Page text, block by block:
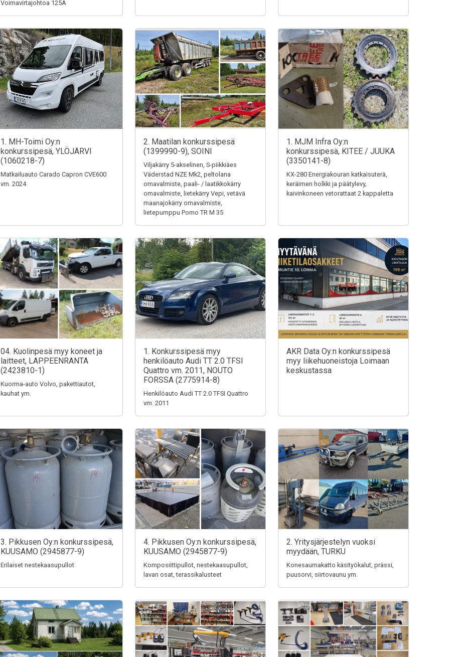
Voimavirtajohtoa 125A
1. MH-Toimi Oy:n
konkurssipesä, YLÖJÄRVI
(1060218-7)
Matkailuauto Carado Capron CVE600
vm. 2024
2. Maatilan konkurssipesä
(1399990-9), SOINI
Viljakärry 5-akselinen, S-piikkiäes
Väderstad NZE Mk2, peltolana
omavalmiste, paali- / laatikkokärry
omavalmiste, lietekärry Vepi, vetävä
maanajokärry omavalmiste,
lietepumppu Pomo TR M 35
1. MJM Infra Oy:n
konkurssipesä, KITEE / JUUKA
(3350141-8)
KX-280 Energiakouran katkaisuterä,
keräimen holkki ja päätylevy,
kaivinkoneen vetorattaat 2 kappaletta
04. Kuolinpesä myy koneet ja
laitteet, LAPPEENRANTA
(2423810-1)
Kuorma-auto Volvo, pakettiautot,
kauhat ym.
1. Konkurssipesä myy
henkilöauto Audi TT 2.0 TFSI
Quattro vm. 2011, NOUTO
FORSSA (2775914-8)
Henkilöauto Audi TT 2.0 TFSI Quattro
vm. 2011
AKR Data Oy:n konkurssipesä
myy liikehuoneistoja Loimaan
keskustassa
3. Pikkusen Oy:n konkurssipesä,
KUUSAMO (2945877-9)
Erilaiset nestekaasupullot
4. Pikkusen Oy:n konkurssipesä,
KUUSAMO (2945877-9)
Komposiittipullot, nestekaasupullot,
lavan osat, terassikalusteet
2. Yritysjärjestelyn vuoksi
myydään, TURKU
Konesaumakatto käsityökalut, prässi,
puusorvi, siirtovaunu ym.